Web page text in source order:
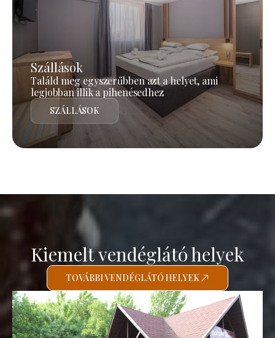
Szállások
Találd meg egyszerűbben azt a helyet, ami
legjobban illik a pihenésedhez
SZÁLLÁSOK
Kiemelt vendéglátó helyek
TOVÁBBI VENDÉGLÁTÓ HELYEK